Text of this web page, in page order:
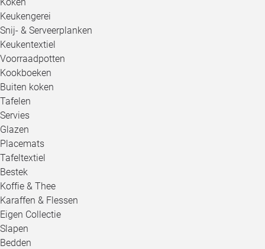
Keukengerei
Snij- & Serveerplanken
Keukentextiel
Voorraadpotten
Kookboeken
Buiten koken
Tafelen
Servies
Glazen
Placemats
Tafeltextiel
Bestek
Koffie & Thee
Karaffen & Flessen
Eigen Collectie
Slapen
Bedden